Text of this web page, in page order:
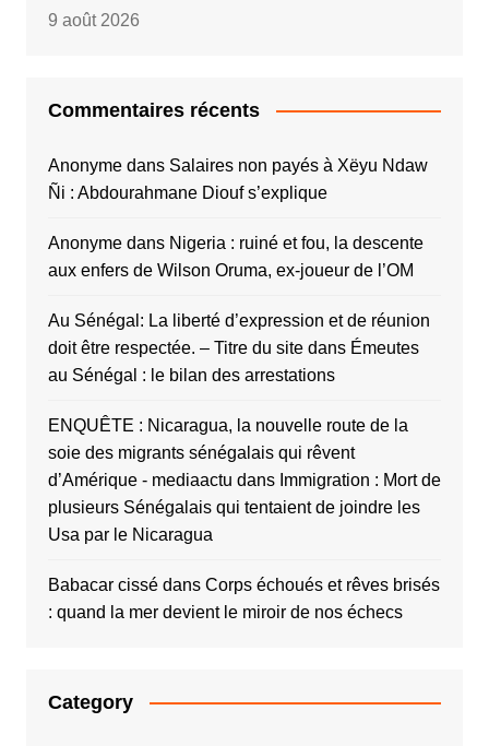
9 août 2026
Commentaires récents
Anonymedans Salaires non payés à Xëyu Ndaw
Ñi : Abdourahmane Diouf s’explique
Anonymedans Nigeria : ruiné et fou, la descente
aux enfers de Wilson Oruma, ex-joueur de l’OM
Au Sénégal: La liberté d’expression et de réunion
doit être respectée. – Titre du sitedans Émeutes
au Sénégal : le bilan des arrestations
ENQUÊTE : Nicaragua, la nouvelle route de la
soie des migrants sénégalais qui rêvent
d’Amérique - mediaactu dans Immigration : Mort de
plusieurs Sénégalais qui tentaient de joindre les
Usa par le Nicaragua
Babacar cissédans Corps échoués et rêves brisés
: quand la mer devient le miroir de nos échecs
Category